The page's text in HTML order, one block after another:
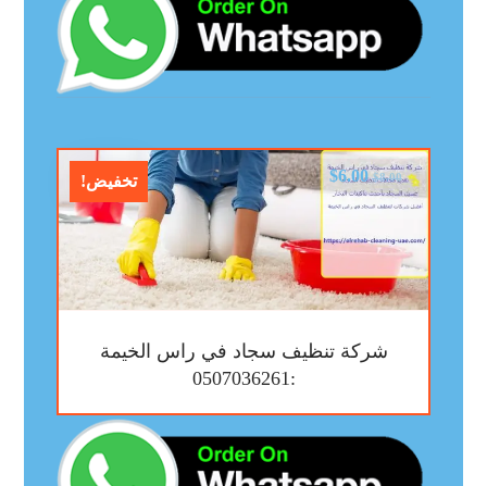
تخفيض!
شركة تنظيف سجاد في راس الخيمة
:0507036261
$8.00
$6.00